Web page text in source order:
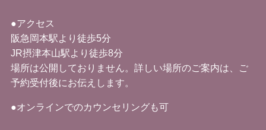
●アクセス
阪急岡本駅より徒歩5分
JR摂津本山駅より徒歩8分
場所は公開しておりません。詳しい場所のご案内は、ご
予約受付後にお伝えします。
●オンラインでのカウンセリングも可